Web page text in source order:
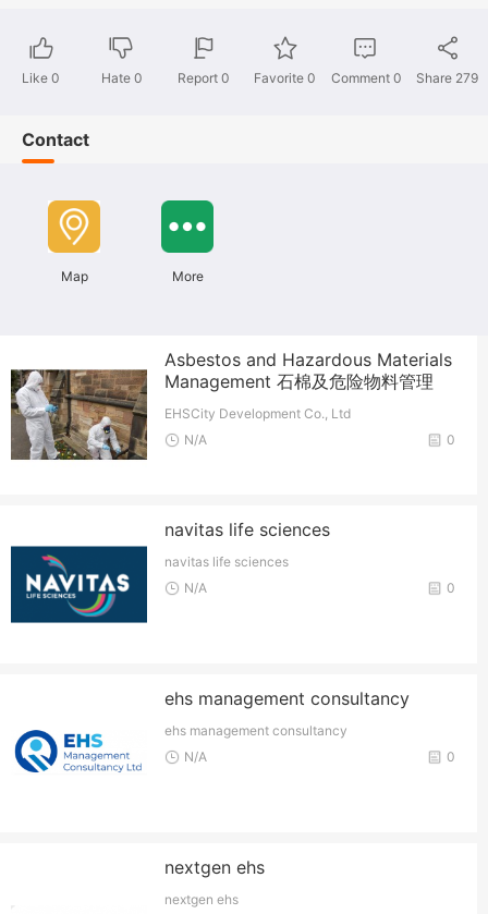
Like 0 Hate 0 Report 0 Favorite 0 Comment 0 Share 279
Contact
Map More
Asbestos and Hazardous Materials
Management 石棉及危险物料管理
EHSCity Development Co., Ltd
0
N/A
navitas life sciences
navitas life sciences
0
N/A
ehs management consultancy
ehs management consultancy
0
N/A
nextgen ehs
nextgen ehs